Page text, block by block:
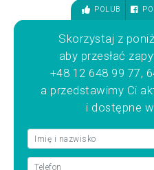
POLUB
Skorzystaj z
aby przesłać
+48 12 648 99 77,
a przedstawimy Ci
i dostępne